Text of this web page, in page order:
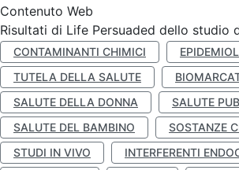
Contenuto Web
Risultati di Life Persuaded dello studio
CONTAMINANTI CHIMICI
TUTELA DELLA SALUTE
SALUTE DELLA DONNA
SALUTE
SALUTE DEL BAMBINO
SOSTANZE
STUDI IN VIVO
INTERFERENTI